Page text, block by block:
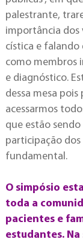
palestrante,
importância dos
cística e falando
como membros
e diagnóstico.
dessa mesa
acessarmos
que estão
participação
fundamental.
O simpósio
toda a
pacientes e
estudantes.